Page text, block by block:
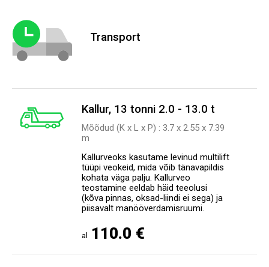
Transport
Kallur, 13 tonni 2.0 - 13.0 t
Mõõdud (K x L x P) : 3.7 х 2.55 х 7.39
m
Kallurveoks kasutame levinud multilift
tüüpi veokeid, mida võib tänavapildis
kohata väga palju. Kallurveo
teostamine eeldab häid teeolusi
(kõva pinnas, oksad-liindi ei sega) ja
piisavalt manööverdamisruumi.
al 110.0 €